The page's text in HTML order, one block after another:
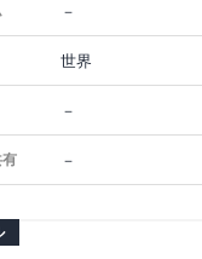
－
世界
－
－